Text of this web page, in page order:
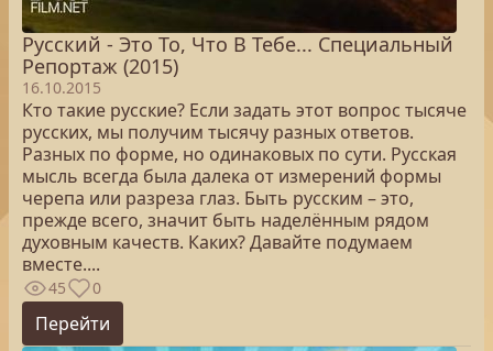
Русский - Это То, Что В Тебе... Специальный
Репортаж (2015)
16.10.2015
Кто такие русские? Если задать этот вопрос тысяче
русских, мы получим тысячу разных ответов.
Разных по форме, но одинаковых по сути. Русская
мысль всегда была далека от измерений формы
черепа или разреза глаз. Быть русским – это,
прежде всего, значит быть наделённым рядом
духовным качеств. Каких? Давайте подумаем
вместе....
45 0
Перейти